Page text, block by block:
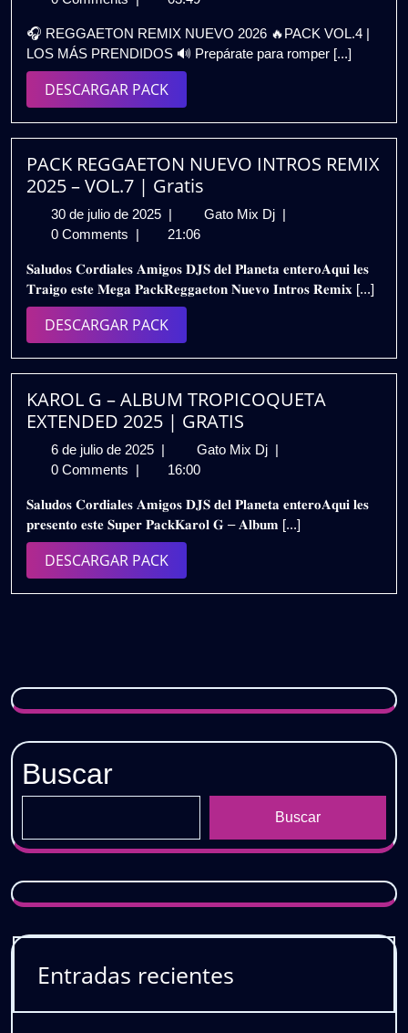
de
2026
2026
🔥
|
LOS
🔊
🎧 REGGAETON REMIX NUEVO 2026 🔥PACK VOL.4 |
LOS MÁS PRENDIDOS 🔊 Prepárate para romper [...]
DESCARGAR PACKDESCARGAR
PACK
PACK REGGAETON NUEVO INTROS REMIX
2025 – VOL.7 | Gratis
30 de julio de 2025 30
de
de
2025
| Gato Mix Dj PACK
INTROS
REMIX
|
Gratis
|
0 Comments | 21:06
𝐒𝐚𝐥𝐮𝐝𝐨𝐬 𝐂𝐨𝐫𝐝𝐢𝐚𝐥𝐞𝐬 𝐀𝐦𝐢𝐠𝐨𝐬 𝐃𝐉𝐒 𝐝𝐞𝐥 𝐏𝐥𝐚𝐧𝐞𝐭𝐚 𝐞𝐧𝐭𝐞𝐫𝐨𝐀𝐪𝐮𝐢 𝐥𝐞𝐬
𝐓𝐫𝐚𝐢𝐠𝐨 𝐞𝐬𝐭𝐞 𝐌𝐞𝐠𝐚 𝐏𝐚𝐜𝐤𝐑𝐞𝐠𝐠𝐚𝐞𝐭𝐨𝐧 𝐍𝐮𝐞𝐯𝐨 𝐈𝐧𝐭𝐫𝐨𝐬 𝐑𝐞𝐦𝐢𝐱 [...]
DESCARGAR PACKDESCARGAR
PACK
KAROL G – ALBUM TROPICOQUETA
EXTENDED 2025 | GRATIS
6 de julio de 2025 6
de
de
2025
| Gato Mix Dj KAROL
ALBUM
TROPICOQUETA
|
0 Comments | 16:00
𝐒𝐚𝐥𝐮𝐝𝐨𝐬 𝐂𝐨𝐫𝐝𝐢𝐚𝐥𝐞𝐬 𝐀𝐦𝐢𝐠𝐨𝐬 𝐃𝐉𝐒 𝐝𝐞𝐥 𝐏𝐥𝐚𝐧𝐞𝐭𝐚 𝐞𝐧𝐭𝐞𝐫𝐨𝐀𝐪𝐮𝐢 𝐥𝐞𝐬
𝐩𝐫𝐞𝐬𝐞𝐧𝐭𝐨 𝐞𝐬𝐭𝐞 𝐒𝐮𝐩𝐞𝐫 𝐏𝐚𝐜𝐤𝐊𝐚𝐫𝐨𝐥 𝐆 – 𝐀𝐥𝐛𝐮𝐦 [...]
DESCARGAR PACKDESCARGAR
PACK
Buscar
Buscar
Entradas recientes